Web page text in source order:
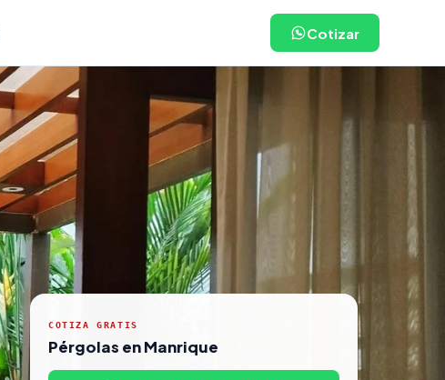
Cotizar
COTIZA GRATIS
Pérgolas en Manrique